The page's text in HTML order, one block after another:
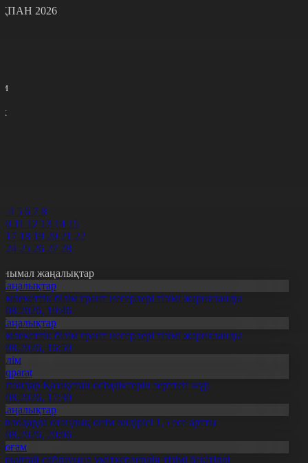
2026
4 5 6 7 8
10 11 12 13 14 15
17 18 19 20 21 22
24 25 26 27 28
жаңалықтар
білім грант иегерлері тізімі жарияланды
19:46
білім грант иегерлері тізімі жарияланды
16:50
Қазақстан өсімдіктерін зерттеп жүр
17:30
отандық өнім өндірісі 1,5 есе артты
20:06
сайлауына үміткерлердің тізімі бекітілді